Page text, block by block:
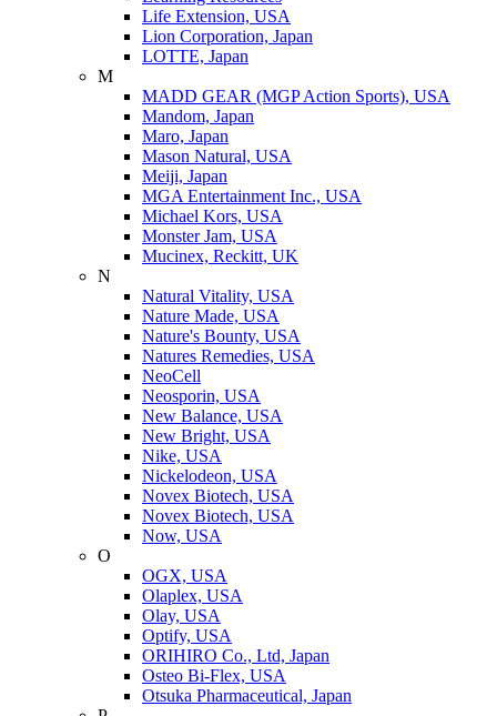
Life Extension, USA
Lion Corporation, Japan
LOTTE, Japan
M
MADD GEAR (MGP Action Sports), USA
Mandom, Japan
Maro, Japan
Mason Natural, USA
Meiji, Japan
MGA Entertainment Inc., USA
Michael Kors, USA
Monster Jam, USA
Mucinex, Reckitt, UK
N
Natural Vitality, USA
Nature Made, USA
Nature's Bounty, USA
Natures Remedies, USA
NeoCell
Neosporin, USA
New Balance, USA
New Bright, USA
Nike, USA
Niсkelodeon, USA
Novex Biotech, USA
Novex Biotech, USA
Now, USA
O
OGX, USA
Olaplex, USA
Olay, USA
Optify, USA
ORIHIRO Co., Ltd, Japan
Osteo Bi-Flex, USA
Otsuka Pharmaceutical, Japan